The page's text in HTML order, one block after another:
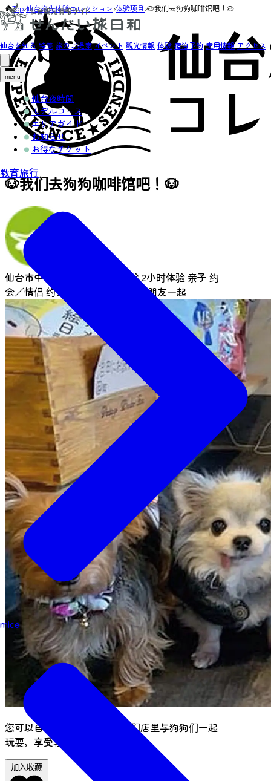
仙台を知る 特集 旅のご提案 イベント 観光情報 体験 宿泊予約 実用情報 アクセス
menu
仙台夜時間
モデルコース
エリアガイド
お知らせ
お得なチケット
教育旅行
mice
Top›仙台旅先体験コレクション›体验项目 ›🐶我们去狗狗咖啡馆吧！🐶
🐶我们去狗狗咖啡馆吧！🐶
仙台市中心 1小时体验 2小时体验 亲子 约
会／情侣 约会／情侣 与朋友一起
您可以自带狗狗，也可以在我们店里与狗狗们一起
玩耍，享受轻松舒适的居家环境。
加入收藏